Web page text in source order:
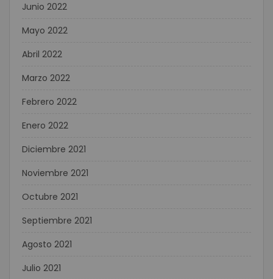
Junio 2022
Mayo 2022
Abril 2022
Marzo 2022
Febrero 2022
Enero 2022
Diciembre 2021
Noviembre 2021
Octubre 2021
Septiembre 2021
Agosto 2021
Julio 2021